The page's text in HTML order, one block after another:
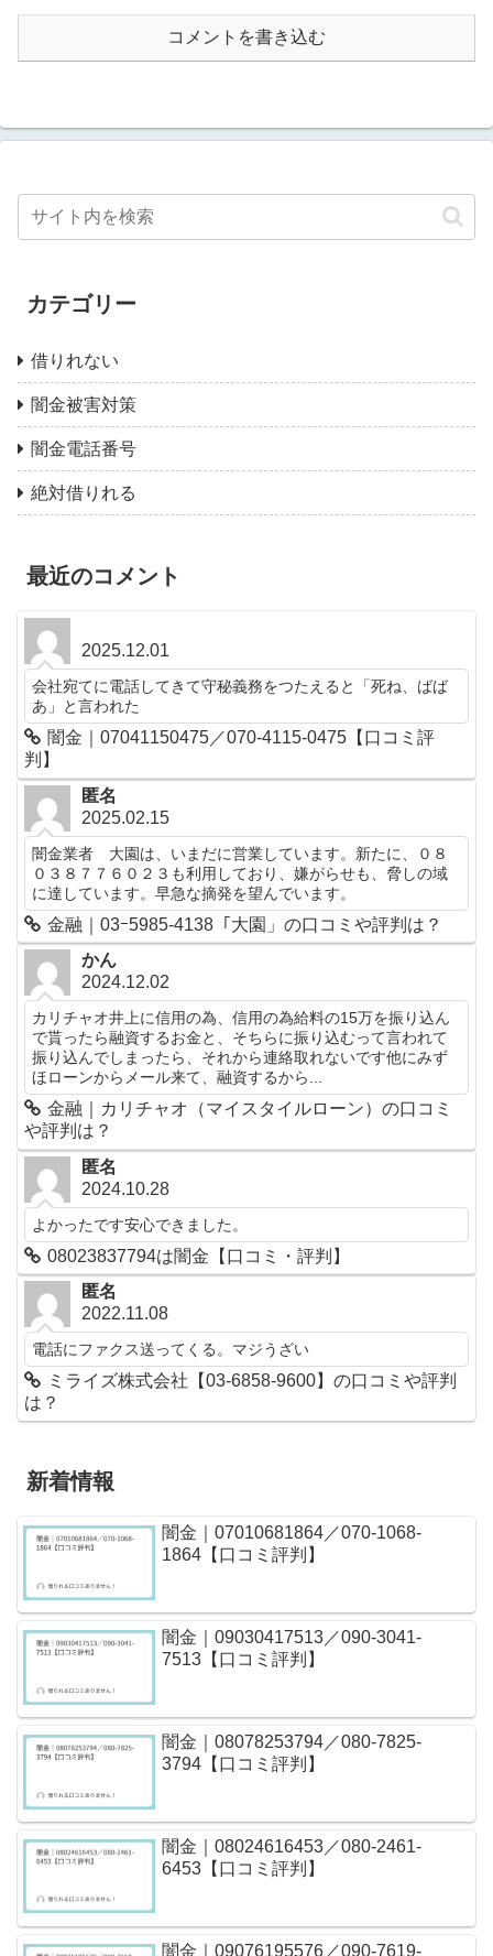
コメントを書き込む
カテゴリー
借りれない
闇金被害対策
闇金電話番号
絶対借りれる
最近のコメント
2025.12.01
会社宛てに電話してきて守秘義務をつたえると「死ね、ばば
あ」と言われた
闇金｜07041150475／070-4115-0475【口コミ評
判】
匿名
2025.02.15
闇金業者 大園は、いまだに営業しています。新たに、０８
０３８７７６０２３も利用しており、嫌がらせも、脅しの域
に達しています。早急な摘発を望んでいます。
金融｜03ｰ5985-4138「大園」の口コミや評判は？
かん
2024.12.02
カリチャオ井上に信用の為、信用の為給料の15万を振り込ん
で貰ったら融資するお金と、そちらに振り込むって言われて
振り込んでしまったら、それから連絡取れないです他にみず
ほローンからメール来て、融資するから...
金融｜カリチャオ（マイスタイルローン）の口コミ
や評判は？
匿名
2024.10.28
よかったです安心できました。
08023837794は闇金【口コミ・評判】
匿名
2022.11.08
電話にファクス送ってくる。マジうざい
ミライズ株式会社【03-6858-9600】の口コミや評判
は？
新着情報
闇金｜07010681864／070-1068-
1864【口コミ評判】
闇金｜09030417513／090-3041-
7513【口コミ評判】
闇金｜08078253794／080-7825-
3794【口コミ評判】
闇金｜08024616453／080-2461-
6453【口コミ評判】
闇金｜09076195576／090-7619-